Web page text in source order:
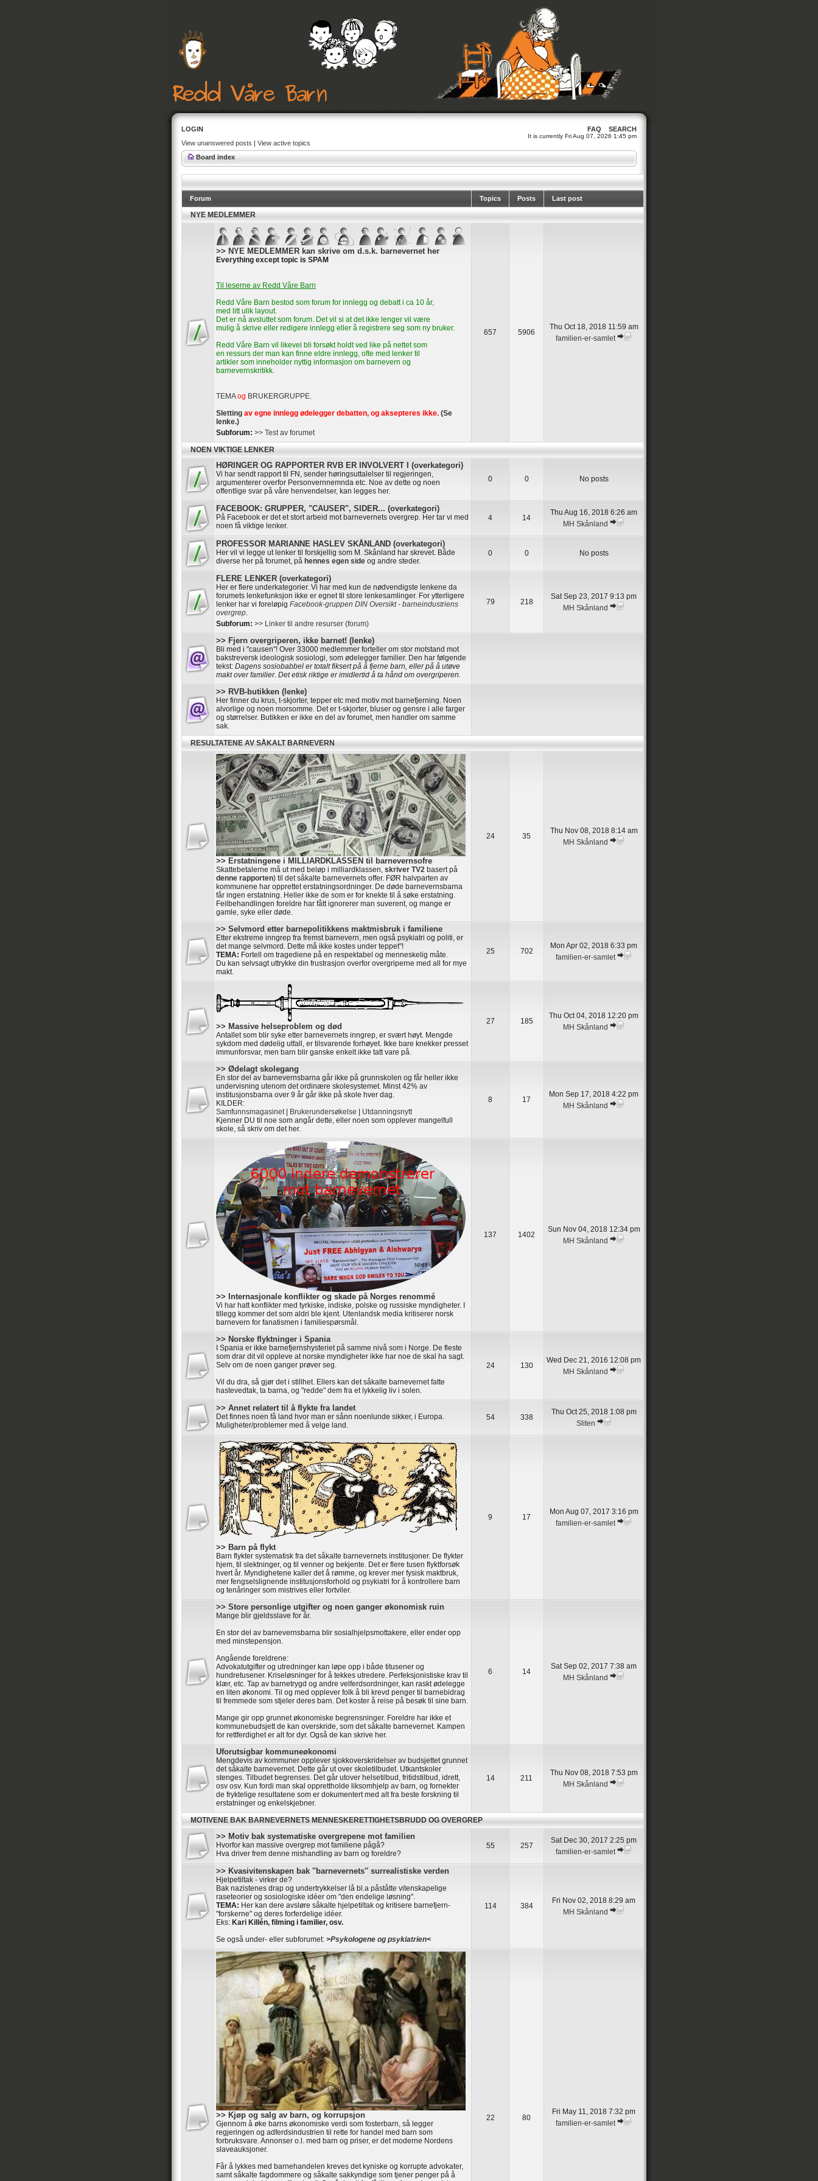
LOGIN FAQ SEARCH
It is currently Fri Aug 07, 2026 1:45 pm
View unanswered posts | View active topics
Board index
Forum Topics Posts Last post
NYE MEDLEMMER
>> NYE MEDLEMMER kan skrive om d.s.k. barnevernet her
Everything except topic is SPAM
Til leserne av Redd Våre Barn
Redd Våre Barn bestod som forum for innlegg og debatt i ca 10 år,
med litt ulik layout.
Det er nå avsluttet som forum. Det vil si at det ikke lenger vil være
mulig å skrive eller redigere innlegg eller å registrere seg som ny bruker.
Redd Våre Barn vil likevel bli forsøkt holdt ved like på nettet som
en ressurs der man kan finne eldre innlegg, ofte med lenker til
artikler som inneholder nyttig informasjon om barnevern og
barnevernskritikk.
TEMAog BRUKERGRUPPE.
Sletting av egne innlegg ødelegger debatten, og aksepteres ikke. (Se
lenke.)
Subforum: >> Test av forumet
657 5906
Thu Oct 18, 2018 11:59 am
familien-er-samlet
NOEN VIKTIGE LENKER
HØRINGER OG RAPPORTER RVB ER INVOLVERT I (overkategori)
Vi har sendt rapport til FN, sender høringsuttalelser til regjeringen,
argumenterer overfor Personvernnemnda etc. Noe av dette og noen
offentlige svar på våre henvendelser, kan legges her.
0 0 No posts
FACEBOOK: GRUPPER, "CAUSER", SIDER... (overkategori)
På Facebook er det et stort arbeid mot barnevernets overgrep. Her tar vi med
noen få viktige lenker.
4 14
Thu Aug 16, 2018 6:26 am
MH Skånland
PROFESSOR MARIANNE HASLEV SKÅNLAND (overkategori)
Her vil vi legge ut lenker til forskjellig som M. Skånland har skrevet. Både
diverse her på forumet, på hennes egen side og andre steder.
0 0 No posts
FLERE LENKER (overkategori)
Her er flere underkategorier. Vi har med kun de nødvendigste lenkene da
forumets lenkefunksjon ikke er egnet til store lenkesamlinger. For ytterligere
lenker har vi foreløpig Facebook-gruppen DIN Oversikt - barneindustriens
overgrep.
Subforum: >> Linker til andre resurser (forum)
79 218
Sat Sep 23, 2017 9:13 pm
MH Skånland
>> Fjern overgriperen, ikke barnet! (lenke)
Bli med i "causen"! Over 33000 medlemmer forteller om stor motstand mot
bakstreversk ideologisk sosiologi, som ødelegger familier. Den har følgende
tekst: Dagens sosiobabbel er totalt fiksert på å fjerne barn, eller på å utøve
makt over familier. Det etisk riktige er imidlertid å ta hånd om overgriperen.
>> RVB-butikken (lenke)
Her finner du krus, t-skjorter, tepper etc med motiv mot barnefjerning. Noen
alvorlige og noen morsomme. Det er t-skjorter, bluser og gensre i alle farger
og størrelser. Butikken er ikke en del av forumet, men handler om samme
sak.
RESULTATENE AV SÅKALT BARNEVERN
>> Erstatningene i MILLIARDKLASSEN til barnevernsofre
Skattebetalerne må ut med beløp i milliardklassen, skriver TV2 basert på
denne rapporten) til det såkalte barnevernets offer. FØR halvparten av
kommunene har opprettet erstatningsordninger. De døde barnevernsbarna
får ingen erstatning. Heller ikke de som er for knekte til å søke erstatning.
Feilbehandlingen foreldre har fått ignorerer man suverent, og mange er
gamle, syke eller døde.
24 35
Thu Nov 08, 2018 8:14 am
MH Skånland
>> Selvmord etter barnepolitikkens maktmisbruk i familiene
Etter ekstreme inngrep fra fremst barnevern, men også psykiatri og politi, er
det mange selvmord. Dette må ikke kostes under teppet"!
TEMA: Fortell om tragediene på en respektabel og menneskelig måte.
Du kan selvsagt uttrykke din frustrasjon overfor overgriperne med all for mye
makt.
25 702
Mon Apr 02, 2018 6:33 pm
familien-er-samlet
>> Massive helseproblem og død
Antallet som blir syke etter barnevernets inngrep, er svært høyt. Mengde
sykdom med dødelig utfall, er tilsvarende forhøyet. Ikke bare knekker presset
immunforsvar, men barn blir ganske enkelt ikke tatt vare på.
27 185
Thu Oct 04, 2018 12:20 pm
MH Skånland
>> Ødelagt skolegang
En stor del av barnevernsbarna går ikke på grunnskolen og får heller ikke
undervisning utenom det ordinære skolesystemet. Minst 42% av
institusjonsbarna over 9 år går ikke på skole hver dag.
KILDER:
Samfunnsmagasinet| Brukerundersøkelse
Utdanningsnytt
Kjenner DU til noe som angår dette, eller noen som opplever mangelfull
skole, så skriv om det her.
8 17
Mon Sep 17, 2018 4:22 pm
MH Skånland
>> Internasjonale konflikter og skade på Norges renommé
Vi har hatt konflikter med tyrkiske, indiske, polske og russiske myndigheter. I
tillegg kommer det som aldri ble kjent. Utenlandsk media kritiserer norsk
barnevern for fanatismen i familiespørsmål.
137 1402
Sun Nov 04, 2018 12:34 pm
MH Skånland
>> Norske flyktninger i Spania
I Spania er ikke barnefjernshysteriet på samme nivå som i Norge. De fleste
som drar dit vil oppleve at norske myndigheter ikke har noe de skal ha sagt.
Selv om de noen ganger prøver seg.
Vil du dra, så gjør det i stillhet. Ellers kan det såkalte barnevernet fatte
hastevedtak, ta barna, og "redde" dem fra et lykkelig liv i solen.
24 130
Wed Dec 21, 2016 12:08 pm
MH Skånland
>> Annet relatert til å flykte fra landet
Det finnes noen få land hvor man er sånn noenlunde sikker, i Europa.
Muligheter/problemer med å velge land.
54 338
Thu Oct 25, 2018 1:08 pm
Sliten
>> Barn på flykt
Barn flykter systematisk fra det såkalte barnevernets institusjoner. De flykter
hjem, til slektninger, og til venner og bekjente. Det er flere tusen flyktforsøk
hvert år. Myndighetene kaller det å rømme, og krever mer fysisk maktbruk,
mer fengselslignende institusjonsforhold og psykiatri for å kontrollere barn
og tenåringer som mistrives eller fortviler.
9 17
Mon Aug 07, 2017 3:16 pm
familien-er-samlet
>> Store personlige utgifter og noen ganger økonomisk ruin
Mange blir gjeldsslave for år.
En stor del av barnevernsbarna blir sosialhjelpsmottakere, eller ender opp
med minstepensjon.
Angående foreldrene:
Advokatutgifter og utredninger kan løpe opp i både titusener og
hundretusener. Kriseløsninger for å tekkes utredere. Perfeksjonistiske krav til
klær, etc. Tap av barnetrygd og andre velferdsordninger, kan raskt ødelegge
en liten økonomi. Til og med opplever folk å bli krevd penger til barnebidrag
til fremmede som stjeler deres barn. Det koster å reise på besøk til sine barn.
Mange gir opp grunnet økonomiske begrensninger. Foreldre har ikke et
kommunebudsjett de kan overskride, som det såkalte barnevernet. Kampen
for rettferdighet er alt for dyr. Også de kan skrive her.
6 14
Sat Sep 02, 2017 7:38 am
MH Skånland
Uforutsigbar kommuneøkonomi
Mengdevis av kommuner opplever sjokkoverskridelser av budsjettet grunnet
det såkalte barnevernet. Dette går ut over skoletilbudet. Utkantskoler
stenges. Tilbudet begrenses. Det går utover helsetilbud, fritidstilbud, idrett,
osv osv. Kun fordi man skal opprettholde liksomhjelp av barn, og fornekter
de fryktelige resultatene som er dokumentert med alt fra beste forskning til
erstatninger og enkelskjebner.
14 211
Thu Nov 08, 2018 7:53 pm
MH Skånland
MOTIVENE BAK BARNEVERNETS MENNESKERETTIGHETSBRUDD OG OVERGREP
>> Motiv bak systematiske overgrepene mot familien
Hvorfor kan massive overgrep mot familiene pågå?
Hva driver frem denne mishandling av barn og foreldre?
55 257
Sat Dec 30, 2017 2:25 pm
familien-er-samlet
>> Kvasivitenskapen bak ''barnevernets'' surrealistiske verden
Hjelpetiltak - virker de?
Bak nazistenes drap og undertrykkelser lå bl.a påståtte vitenskapelige
raseteorier og sosiologiske idéer om "den endelige løsning".
TEMA: Her kan dere avsløre såkalte hjelpetiltak og kritisere barnefjern-
"forskerne" og deres forferdelige idéer.
Eks: Kari Killén, filming i familier, osv.
Se også under- eller subforumet: >Psykologene og psykiatrien<
114 384
Fri Nov 02, 2018 8:29 am
MH Skånland
>> Kjøp og salg av barn, og korrupsjon
Gjennom å øke barns økonomiske verdi som fosterbarn, så legger
regjeringen og adferdsindustrien til rette for handel med barn som
forbruksvare. Annonser o.l. med barn og priser, er det moderne Nordens
slaveauksjoner.
Får å lykkes med barnehandelen kreves det kyniske og korrupte advokater,
samt såkalte fagdommere og såkalte sakkyndige som tjener penger på å
22 80
Fri May 11, 2018 7:32 pm
familien-er-samlet